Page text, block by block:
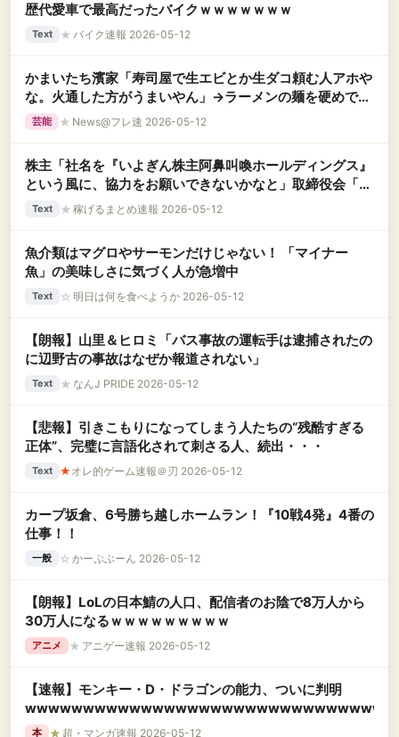
歴代愛車で最高だったバイクｗｗｗｗｗｗｗ
Text ★ バイク速報 2026-05-12
かまいたち濱家「寿司屋で生エビとか生ダコ頼む人アホや
な。火通した方がうまいやん」→ラーメンの麺を硬めで注
文する人にも疑問
芸能 ★ News@フレ速 2026-05-12
株主「社名を『いよぎん株主阿鼻叫喚ホールディングス』
という風に、協力をお願いできないかなと」取締役会「ン
拒否するゥ」
Text ★ 稼げるまとめ速報 2026-05-12
魚介類はマグロやサーモンだけじゃない！ 「マイナー
魚」の美味しさに気づく人が急増中
Text ☆ 明日は何を食べようか 2026-05-12
【朗報】山里＆ヒロミ「バス事故の運転手は逮捕されたの
に辺野古の事故はなぜか報道されない」
Text ★ なんJ PRIDE 2026-05-12
【悲報】引きこもりになってしまう人たちの“残酷すぎる
正体”、完璧に言語化されて刺さる人、続出・・・
Text ★ オレ的ゲーム速報＠刃 2026-05-12
カープ坂倉、6号勝ち越しホームラン！『10戦4発』4番の
仕事！！
一般 ☆ かーぷぶーん 2026-05-12
【朗報】LoLの日本鯖の人口、配信者のお陰で8万人から
30万人になるｗｗｗｗｗｗｗｗｗ
アニメ ★ アニゲー速報 2026-05-12
【速報】モンキー・D・ドラゴンの能力、ついに判明
本 ★ 超・マンガ速報 2026-05-12